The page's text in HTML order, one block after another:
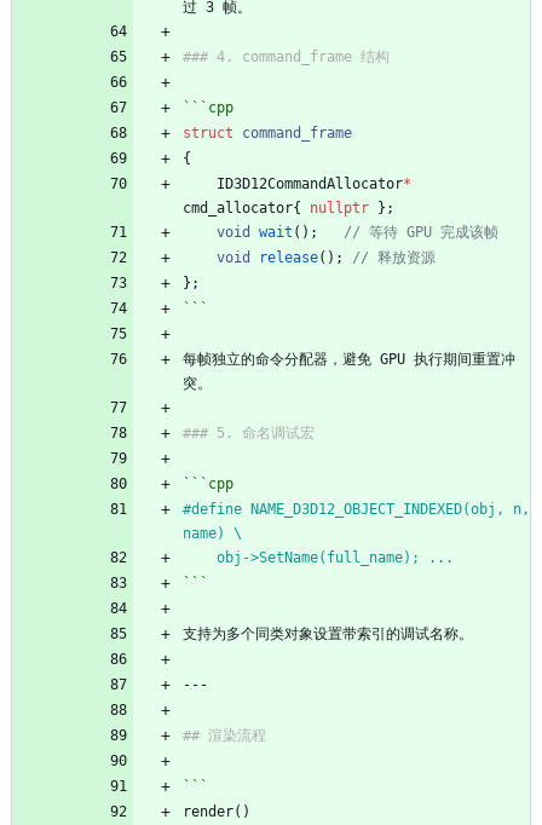
``` cpp
struct
command_frame
{
ID3D12CommandAllocator*
cmd_allocator{ nullptr } ;
void
wait ( ) ;
void
release( ) ;
} ;
```
每帧独立的命令分配器，避免 GPU 执行期间重置冲
``` cpp
#define NAME_D3D12_OBJECT_INDEXED(obj, n,
name) \
    obj->SetName(full_name); ...
```